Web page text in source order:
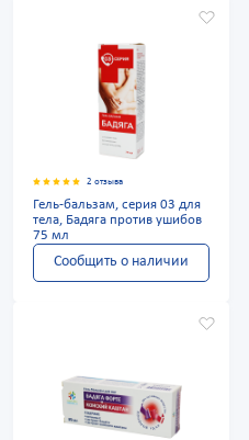
2 отзыва
Гель-бальзам, серия 03 для
тела, Бадяга против ушибов
75 мл
Сообщить о наличии